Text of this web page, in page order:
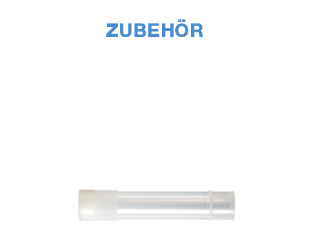
ZUBEHÖR